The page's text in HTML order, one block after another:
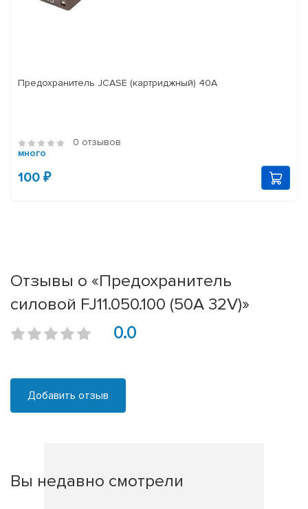
Предохранитель JCASE (картриджный) 40A
0 отзывов
много
100 ₽
Отзывы о «Предохранитель
силовой FJ11.050.100 (50A 32V)»
0.0
Добавить отзыв
Вы недавно смотрели